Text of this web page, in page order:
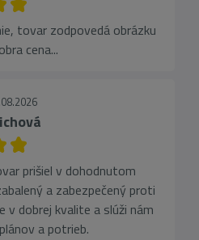
tovar zodpovedá obrázku
cena...
prišiel v dohodnutom
a zabezpečený proti
v dobrej kvalite a slúži nám
a potrieb.